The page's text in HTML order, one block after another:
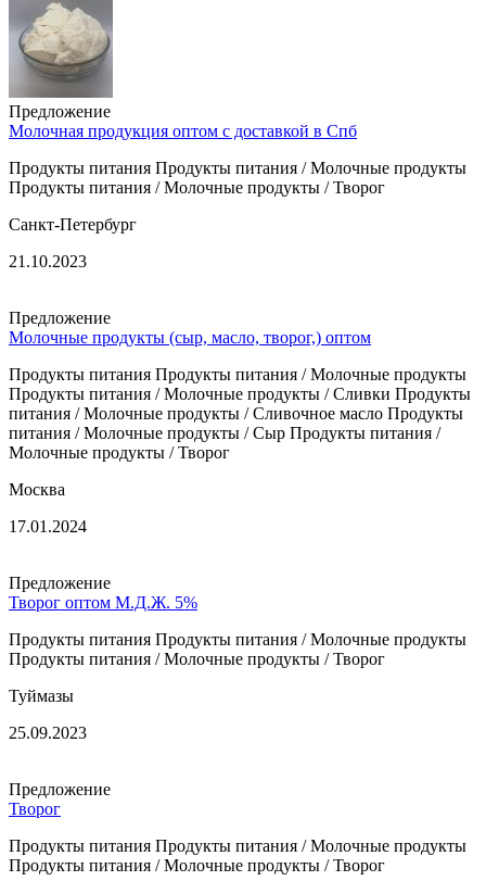
Предложение
Молочная продукция оптом с доставкой в Спб
Продукты питания Продукты питания / Молочные продукты
Продукты питания / Молочные продукты / Творог
Санкт-Петербург
21.10.2023
Предложение
Молочные продукты (сыр, масло, творог,) оптом
Продукты питания Продукты питания / Молочные продукты
Продукты питания / Молочные продукты / Сливки Продукты
питания / Молочные продукты / Сливочное масло Продукты
питания / Молочные продукты / Сыр Продукты питания /
Молочные продукты / Творог
Москва
17.01.2024
Предложение
Творог оптом М.Д.Ж. 5%
Продукты питания Продукты питания / Молочные продукты
Продукты питания / Молочные продукты / Творог
Туймазы
25.09.2023
Предложение
Творог
Продукты питания Продукты питания / Молочные продукты
Продукты питания / Молочные продукты / Творог